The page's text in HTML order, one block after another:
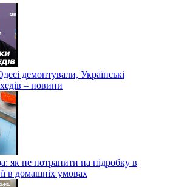
демонтували, Українські
– новини
як не потрапити на підробку в
в домашніх умовах